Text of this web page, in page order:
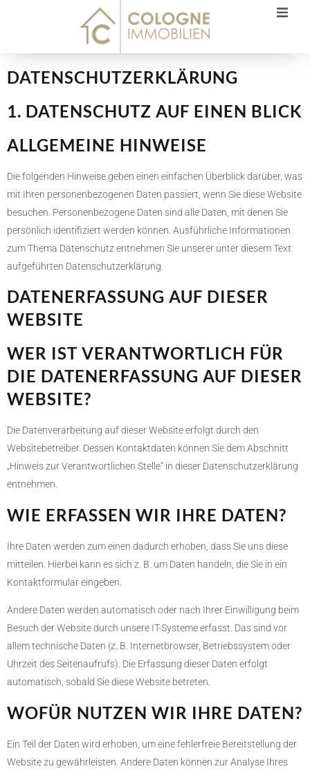
DATENSCHUTZ­ERKLÄRUNG
1. DATENSCHUTZ AUF EINEN BLICK
ALLGEMEINE HINWEISE
Die folgenden Hinweise geben einen einfachen Überblick darüber, was
mit Ihren personenbezogenen Daten passiert, wenn Sie diese Website
besuchen. Personenbezogene Daten sind alle Daten, mit denen Sie
persönlich identifiziert werden können. Ausführliche Informationen
zum Thema Datenschutz entnehmen Sie unserer unter diesem Text
aufgeführten Datenschutzerklärung.
DATENERFASSUNG AUF DIESER
WEBSITE
WER IST VERANTWORTLICH FÜR
DIE DATENERFASSUNG AUF DIESER
WEBSITE?
Die Datenverarbeitung auf dieser Website erfolgt durch den
Websitebetreiber. Dessen Kontaktdaten können Sie dem Abschnitt
„Hinweis zur Verantwortlichen Stelle“ in dieser Datenschutzerklärung
entnehmen.
WIE ERFASSEN WIR IHRE DATEN?
Ihre Daten werden zum einen dadurch erhoben, dass Sie uns diese
mitteilen. Hierbei kann es sich z. B. um Daten handeln, die Sie in ein
Kontaktformular eingeben.
Andere Daten werden automatisch oder nach Ihrer Einwilligung beim
Besuch der Website durch unsere IT-Systeme erfasst. Das sind vor
allem technische Daten (z. B. Internetbrowser, Betriebssystem oder
Uhrzeit des Seitenaufrufs). Die Erfassung dieser Daten erfolgt
automatisch, sobald Sie diese Website betreten.
WOFÜR NUTZEN WIR IHRE DATEN?
Ein Teil der Daten wird erhoben, um eine fehlerfreie Bereitstellung der
Website zu gewährleisten. Andere Daten können zur Analyse Ihres